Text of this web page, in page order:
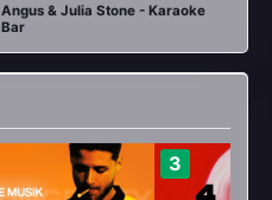
Angus & Julia Stone - Karaoke
Bar
3